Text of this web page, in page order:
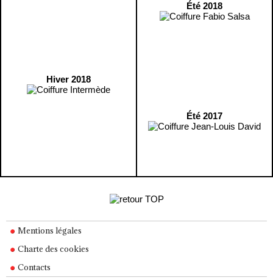
Hiver 2018
Été 2018
Été 2017
Mentions légales
Charte des cookies
Contacts